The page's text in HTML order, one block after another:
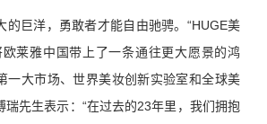
的巨洋，勇敢者才能自由驰骋。“HUGE美
莱雅中国带上了一条通往更大愿景的鸿
一大市场、世界美妆创新实验室和全球美
瑞先生表示：“在过去的23年里，我们拥抱